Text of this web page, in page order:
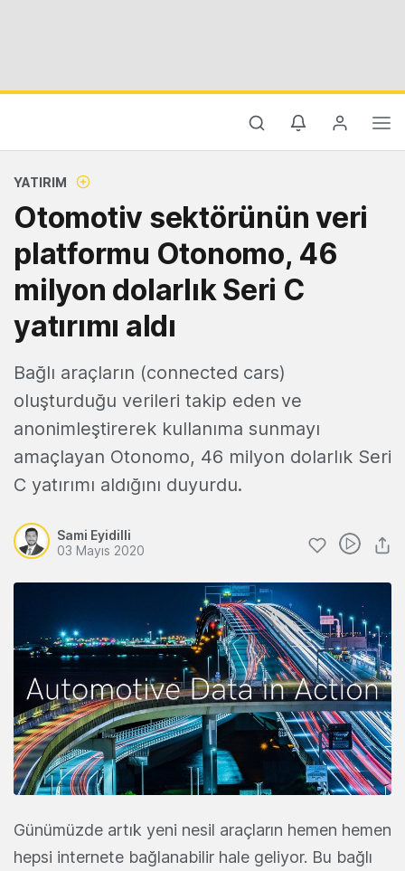
YATIRIM
Otomotiv sektörünün veri
platformu Otonomo, 46
milyon dolarlık Seri C
yatırımı aldı
Bağlı araçların (connected cars)
oluşturduğu verileri takip eden ve
anonimleştirerek kullanıma sunmayı
amaçlayan Otonomo, 46 milyon dolarlık Seri
C yatırımı aldığını duyurdu.
Sami Eyidilli
03 Mayıs 2020
Günümüzde artık yeni nesil araçların hemen hemen
hepsi internete bağlanabilir hale geliyor. Bu bağlı